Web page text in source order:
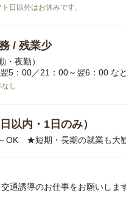
ト日以外はお休みです。
/ 残業少
・夜勤）
5：00／21：00～翌6：00 な
し
以内・1日のみ）
OK ★短期・長期の就業も大
通誘導のお仕事をお願いしま